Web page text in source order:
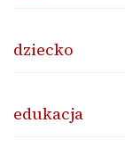
dziecko
edukacja